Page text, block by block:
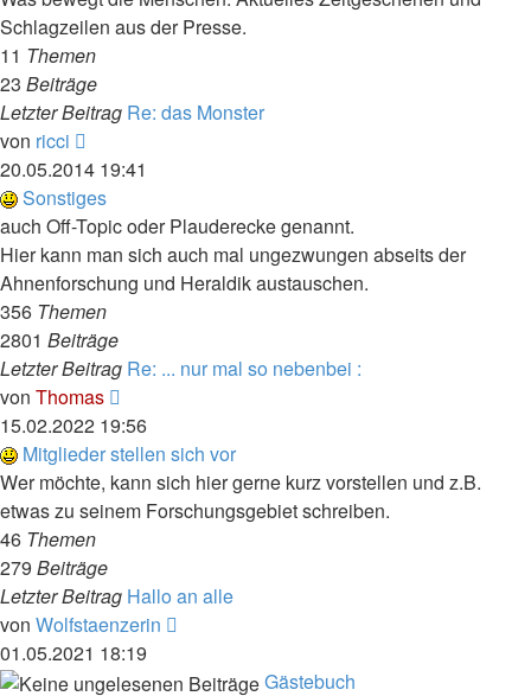
Schlagzeilen aus der Presse.
11 Themen
23 Beiträge
Letzter Beitrag Re: das Monster
von ricci
Beitrag
20.05.2014 19:41
Sonstiges
auch Off-Topic oder Plauderecke genannt.
Hier kann man sich auch mal ungezwungen abseits der
Ahnenforschung und Heraldik austauschen.
356 Themen
2801 Beiträge
Letzter Beitrag Re: ... nur mal so nebenbei :
von Thomas
Beitrag
15.02.2022 19:56
Mitglieder stellen sich vor
Wer möchte, kann sich hier gerne kurz vorstellen und z.B.
etwas zu seinem Forschungsgebiet schreiben.
46 Themen
279 Beiträge
Letzter Beitrag Hallo an alle
von Wolfstaenzerin
01.05.2021 18:19
Gästebuch